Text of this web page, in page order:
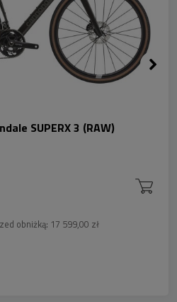
SUPERX 3 (RAW)
obniżką: 17 599,00 zł